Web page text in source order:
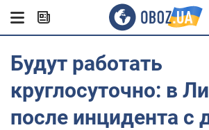
Будут работать
круглосуточно: в
после инцидента с